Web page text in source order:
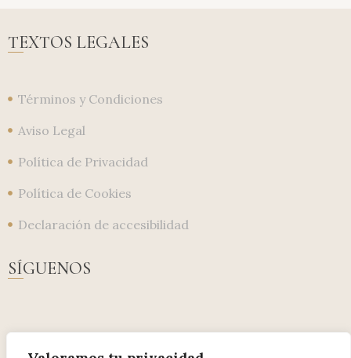
TEXTOS LEGALES
Términos y Condiciones
Aviso Legal
Política de Privacidad
Política de Cookies
Declaración de accesibilidad
SÍGUENOS